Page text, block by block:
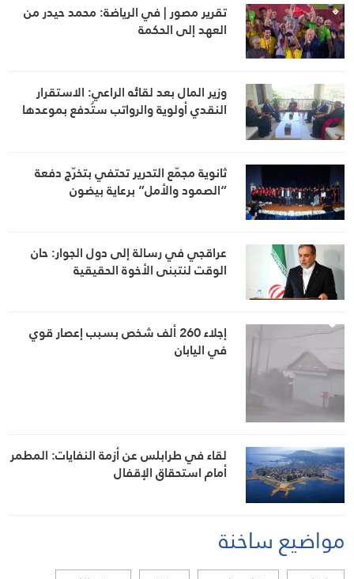
تقرير مصور | في الرياضة: محمد حيدر من
العهد إلى الحكمة
وزير المال بعد لقائه الراعي: الاستقرار
النقدي أولوية والرواتب ستُدفع بموعدها
ثانوية مجمّع التحرير تحتفي بتخرّج دفعة
“الصمود والأمل” برعاية بيضون
عراقجي في رسالة إلى دول الجوار: حان
الوقت لنتبنى الأخوة الحقيقية
إجلاء 260 ألف شخص بسبب إعصار قوي
في اليابان
لقاء في طرابلس عن أزمة النفايات: المطمر
أمام استحقاق الإقفال
مواضيع ساخنة